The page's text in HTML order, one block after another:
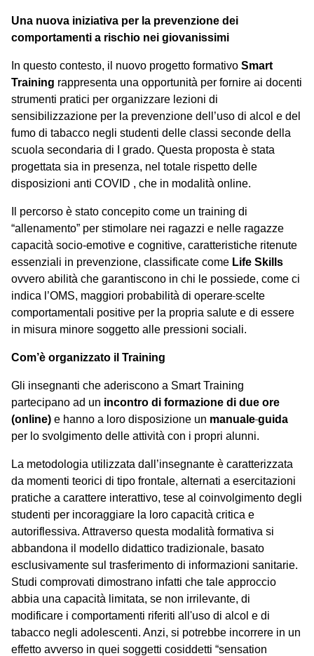
Una nuova iniziativa per la prevenzione dei
comportamenti a rischio nei giovanissimi
In questo contesto, il nuovo progetto formativo Smart
Training rappresenta una opportunità per fornire ai docenti
strumenti pratici per organizzare lezioni di
sensibilizzazione per la prevenzione dell’uso di alcol e del
fumo di tabacco negli studenti delle classi seconde della
scuola secondaria di I grado. Questa proposta è stata
progettata sia in presenza, nel totale rispetto delle
disposizioni anti COVID , che in modalità online.
Il percorso è stato concepito come un training di
“allenamento” per stimolare nei ragazzi e nelle ragazze
capacità socio-emotive e cognitive, caratteristiche ritenute
essenziali in prevenzione, classificate come Life Skills
ovvero abilità che garantiscono in chi le possiede, come ci
indica l’OMS, maggiori probabilità di operare scelte
comportamentali positive per la propria salute e di essere
in misura minore soggetto alle pressioni sociali.
Com’è organizzato il Training
Gli insegnanti che aderiscono a Smart Training
partecipano ad un incontro di formazione di due ore
(online) e hanno a loro disposizione un manuale guida
per lo svolgimento delle attività con i propri alunni.
La metodologia utilizzata dall’insegnante è caratterizzata
da momenti teorici di tipo frontale, alternati a esercitazioni
pratiche a carattere interattivo, tese al coinvolgimento degli
studenti per incoraggiare la loro capacità critica e
autoriflessiva. Attraverso questa modalità formativa si
abbandona il modello didattico tradizionale, basato
esclusivamente sul trasferimento di informazioni sanitarie.
Studi comprovati dimostrano infatti che tale approccio
abbia una capacità limitata, se non irrilevante, di
modificare i comportamenti riferiti all'uso di alcol e di
tabacco negli adolescenti. Anzi, si potrebbe incorrere in un
effetto avverso in quei soggetti cosiddetti “sensation